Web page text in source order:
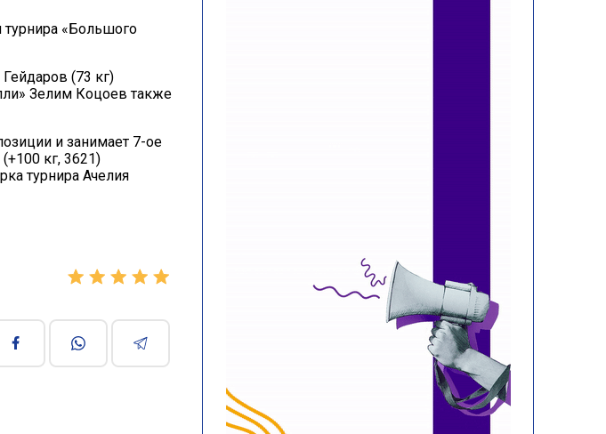
«Большого
(73 кг)
Зелим Коцоев также
и занимает 7-ое
кг, 3621)
турнира Ачелия